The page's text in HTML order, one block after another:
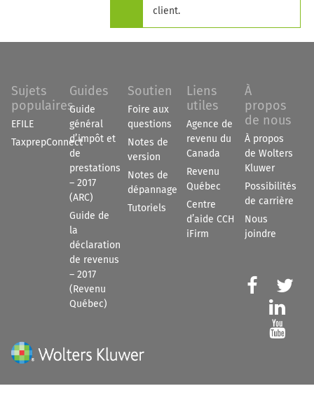
client.
Sujets
populaires
EFILE
TaxprepConnect
Guides
Guide
général
d’impôt et
de
prestations
– 2017
(ARC)
Guide de
la
déclaration
de revenus
– 2017
(Revenu
Québec)
Soutien
Foire aux
questions
Notes de
version
Notes de
dépannage
Tutoriels
Liens
utiles
Agence de
revenu du
Canada
Revenu
Québec
Centre
d’aide CCH
iFirm
À
propos
de nous
À propos
de Wolters
Kluwer
Possibilités
de carrière
Nous
joindre



